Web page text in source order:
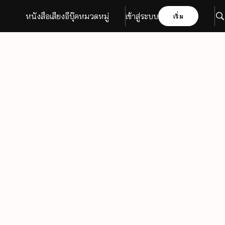
หนังสือเสียงอีบุ๊คหมวดหมู่ เข้าสู่ระบบ เริ่ม